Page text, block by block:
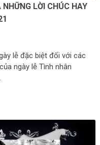
LỜI CHÚC HAY
lễ đặc biệt đối với các
ngày lễ Tình nhân